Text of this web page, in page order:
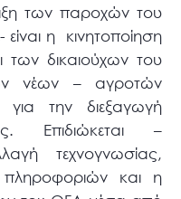
των παροχών του
η κινητοποίηση
των δικαιούχων του
νέων – αγροτών
την διεξαγωγή
Επιδιώκεται –
τεχνογνωσίας,
πληροφοριών και η